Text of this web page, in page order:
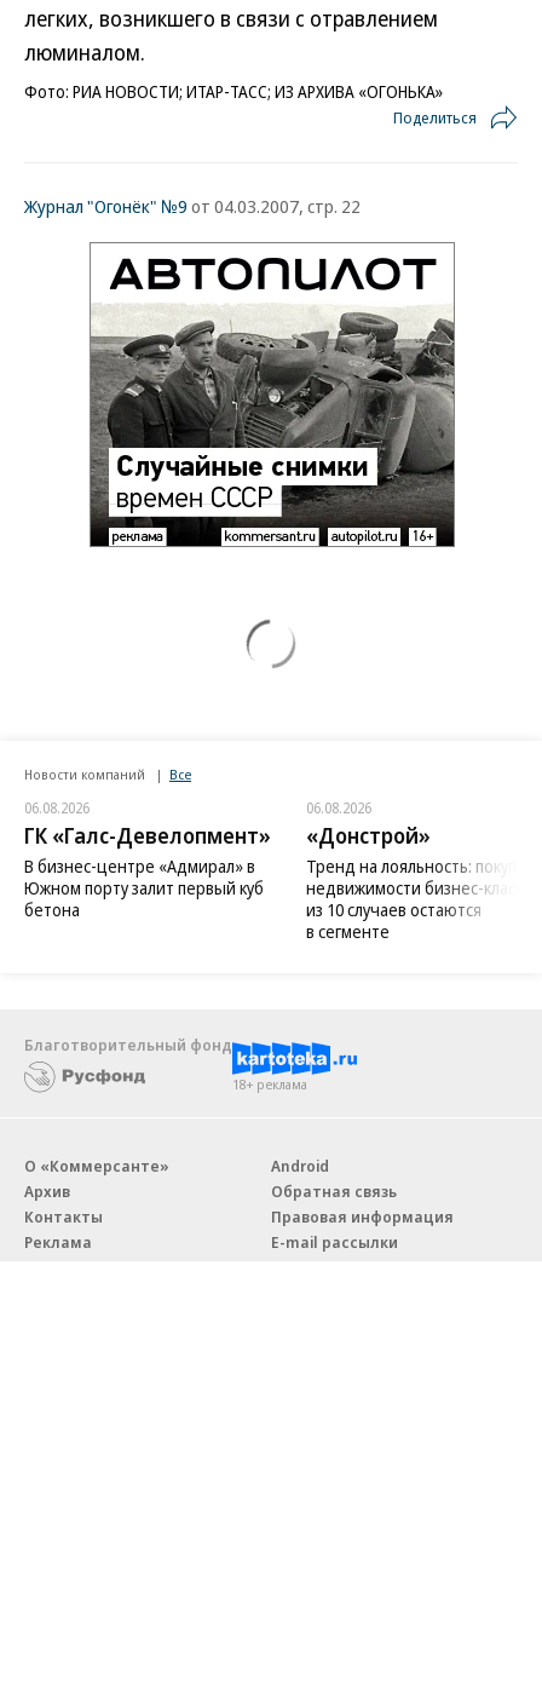
легких, возникшего в связи с отравлением
люминалом.
Фото: РИА НОВОСТИ; ИТАР-ТАСС; ИЗ АРХИВА «ОГОНЬКА»
Поделиться
Журнал "Огонёк" №9 от 04.03.2007, стр. 22
Новости компаний Все
06.08.2026
ГК «Галс-Девелопмент»
В бизнес-центре «Адмирал» в
Южном порту залит первый куб
бетона
06.08.2026
«Донстрой»
Тренд на лояльность:
недвижимости бизнес-класса
из 10 случаев остаются
в сегменте
Благотворительный фонд
18+ реклама
О «Коммерсанте»
Архив
Контакты
Реклама
Android
Обратная связь
Правовая информация
E-mail рассылки